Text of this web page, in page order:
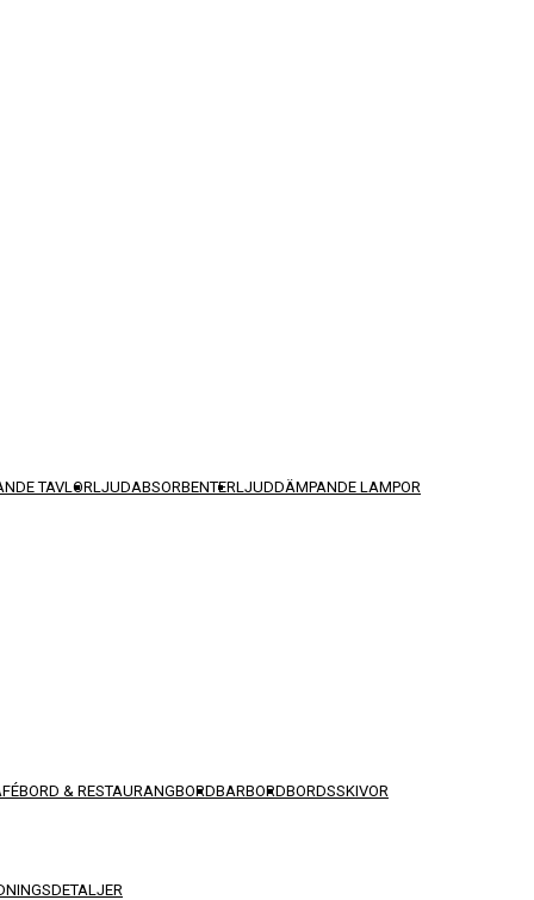
TAVLORLJUDABSORBENTERLJUDDÄMPANDE LAMPOR
& RESTAURANGBORDBARBORDBORDSSKIVOR